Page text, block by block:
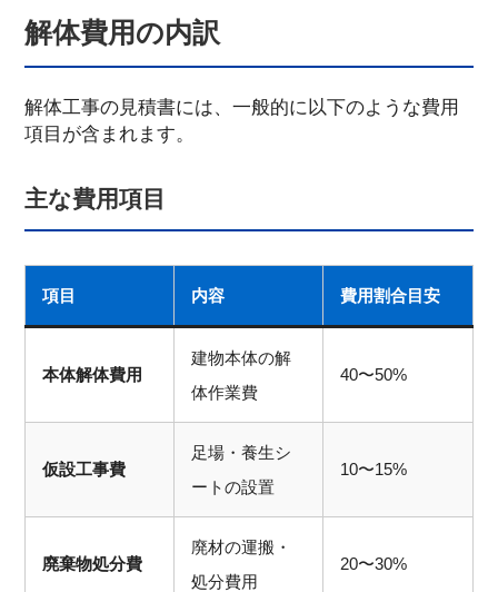
解体費用の内訳
解体工事の見積書には、一般的に以下のような費用
項目が含まれます。
主な費用項目
項目 内容 費用割合目安
本体解体費用
建物本体の解
体作業費
40〜50%
仮設工事費
足場・養生シ
ートの設置
10〜15%
廃棄物処分費
廃材の運搬・
処分費用
20〜30%